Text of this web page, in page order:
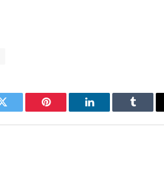
Twitter Pinterest LinkedIn Tumblr